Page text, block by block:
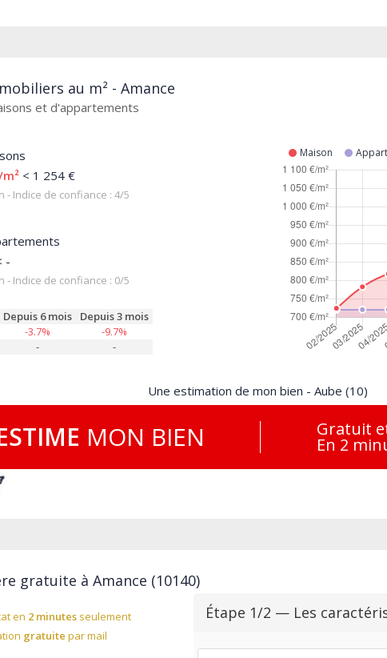
au m² - Amance
et d'appartements
< 1 254 €
- Indice de confiance : 4/5
-
- Indice de confiance : 0/5
Depuis 6 mois
Depuis 3 mois
-3.7%
-9.7%
- -
Maison
Une estimation de mon bien - Aube (10)
MON BIEN Gratuit
En 2
gratuite à Amance (10140)
en 2 minutesseulement
gratuite par mail
Étape 1/2 — Les